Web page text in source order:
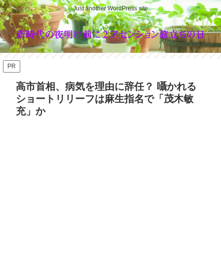
Just another WordPress site
PR
高市首相、病気を理由に辞任？ 囁かれる
ショートリリーフは麻生指名で「茂木敏
充」か